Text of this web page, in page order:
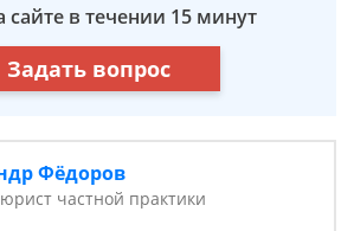
сайте в течении 15 минут
Задать вопрос
Фёдоров
частной практики